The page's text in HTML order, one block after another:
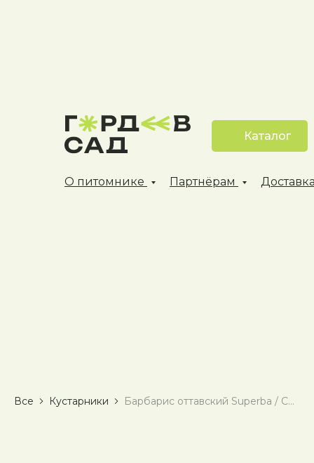
Каталог
О питомнике Партнёрам
Все Кустарники Барбарис оттавский Superba / Суперба